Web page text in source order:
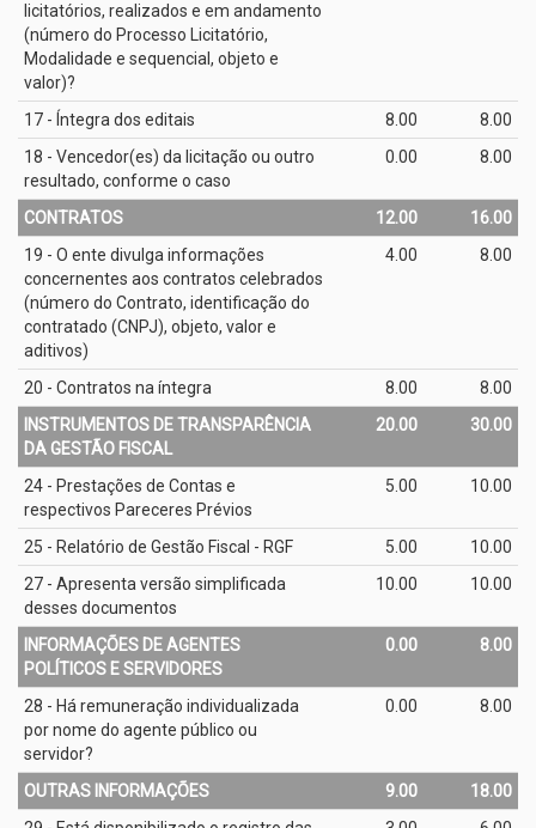
licitatórios, realizados e em andamento
(número do Processo Licitatório,
Modalidade e sequencial, objeto e
valor)?
17 - Íntegra dos editais 8.00
8.00
18 - Vencedor(es) da licitação ou outro
resultado, conforme o caso
0.00 8.00
CONTRATOS 12.00
16.00
19 - O ente divulga informações
concernentes aos contratos celebrados
(número do Contrato, identificação do
contratado (CNPJ), objeto, valor e
aditivos)
4.00 8.00
20 - Contratos na íntegra 8.00
8.00
INSTRUMENTOS DE TRANSPARÊNCIA
DA GESTÃO FISCAL
20.00 30.00
24 - Prestações de Contas e
respectivos Pareceres Prévios
5.00 10.00
25 - Relatório de Gestão Fiscal - RGF 5.00
10.00
27 - Apresenta versão simplificada
desses documentos
10.00 10.00
INFORMAÇÕES DE AGENTES
POLÍTICOS E SERVIDORES
0.00 8.00
28 - Há remuneração individualizada
por nome do agente público ou
servidor?
0.00 8.00
OUTRAS INFORMAÇÕES 9.00
18.00